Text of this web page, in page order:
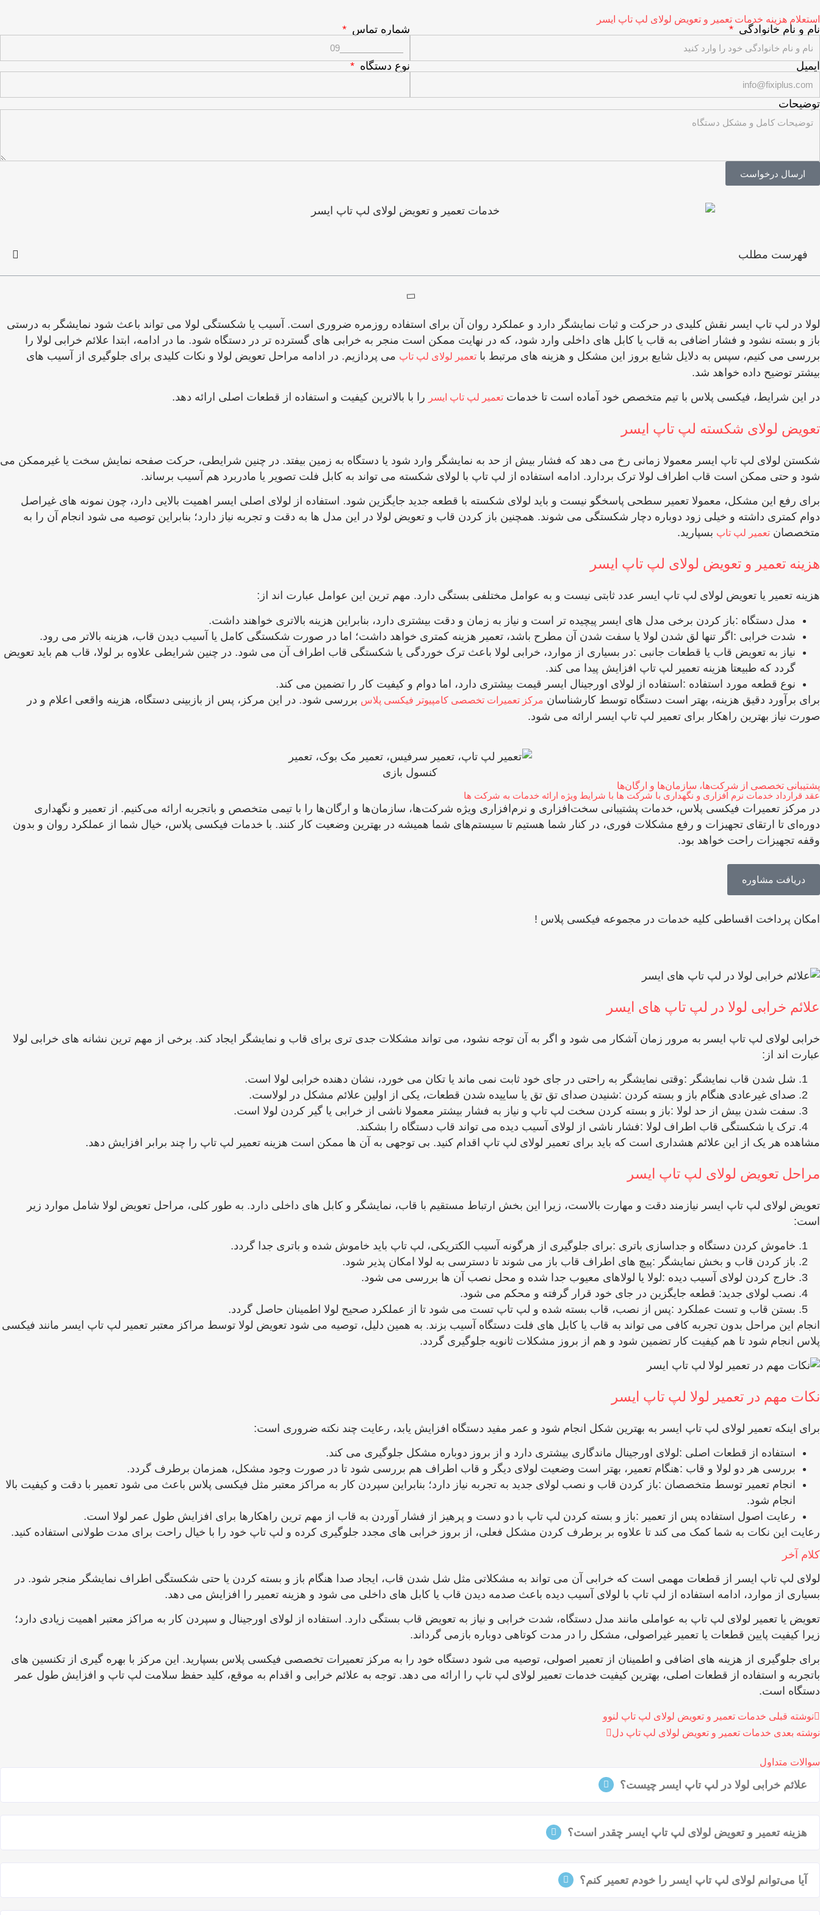
استعلام هزینه خدمات تعمیر و تعویض لولای لپ تاپ ایسر
نام و نام خانوادگی شماره تماس
ایمیل نوع دستگاه
توضیحات
ارسال درخواست
فهرست مطلب
لولا در لپ ‌تاپ ایسر نقش کلیدی در حرکت و ثبات نمایشگر دارد و عملکرد روان آن برای استفاده روزمره ضروری است. آسیب یا شکستگی لولا می ‌تواند باعث شود نمایشگر به ‌درستی
باز و بسته نشود و فشار اضافی به قاب یا کابل ‌های داخلی وارد شود، که در نهایت ممکن است منجر به خرابی ‌های گسترده ‌تر در دستگاه شود. ما در ادامه، ابتدا علائم خرابی لولا را
بررسی می ‌کنیم، سپس به دلایل شایع بروز این مشکل و هزینه‌ های مرتبط با تعمیر لولای لپ‌ تاپ می ‌پردازیم. در ادامه مراحل تعویض لولا و نکات کلیدی برای جلوگیری از آسیب ‌های
بیشتر توضیح داده خواهد شد.
در این شرایط، فیکسی پلاس با تیم متخصص خود آماده است تا خدمات تعمیر لپ ‌تاپ ایسر را با بالاترین کیفیت و استفاده از قطعات اصلی ارائه دهد.
تعویض لولای شکسته لپ ‌تاپ ایسر
شکستن لولای لپ‌ تاپ ایسر معمولا زمانی رخ می ‌دهد که فشار بیش از حد به نمایشگر وارد شود یا دستگاه به زمین بیفتد. در چنین شرایطی، حرکت صفحه نمایش سخت یا غیرممکن می‌
شود و حتی ممکن است قاب اطراف لولا ترک بردارد. ادامه استفاده از لپ ‌تاپ با لولای شکسته می ‌تواند به کابل فلت تصویر یا مادربرد هم آسیب برساند.
برای رفع این مشکل، معمولا تعمیر سطحی پاسخگو نیست و باید لولای شکسته با قطعه جدید جایگزین شود. استفاده از لولای اصلی ایسر اهمیت بالایی دارد، چون نمونه‌ های غیراصل
دوام کمتری داشته و خیلی زود دوباره دچار شکستگی می ‌شوند. همچنین باز کردن قاب و تعویض لولا در این مدل‌ ها به دقت و تجربه نیاز دارد؛ بنابراین توصیه می‌ شود انجام آن را به
متخصصان تعمیر لپ ‌تاپ بسپارید.
هزینه تعمیر و تعویض لولای لپ‌ تاپ ایسر
هزینه تعمیر یا تعویض لولای لپ ‌تاپ ایسر عدد ثابتی نیست و به عوامل مختلفی بستگی دارد. مهم‌ ترین این عوامل عبارت ‌اند از:
مدل دستگاه :باز کردن برخی مدل ‌های ایسر پیچیده ‌تر است و نیاز به زمان و دقت بیشتری دارد، بنابراین هزینه بالاتری خواهند داشت.
شدت خرابی :اگر تنها لق شدن لولا یا سفت شدن آن مطرح باشد، تعمیر هزینه کمتری خواهد داشت؛ اما در صورت شکستگی کامل یا آسیب دیدن قاب، هزینه بالاتر می ‌رود.
نیاز به تعویض قاب یا قطعات جانبی :در بسیاری از موارد، خرابی لولا باعث ترک ‌خوردگی یا شکستگی قاب اطراف آن می ‌شود. در چنین شرایطی علاوه بر لولا، قاب هم باید تعویض
گردد که طبیعتا هزینه تعمیر لپ ‌تاپ افزایش پیدا می ‌کند.
نوع قطعه مورد استفاده :استفاده از لولای اورجینال ایسر قیمت بیشتری دارد، اما دوام و کیفیت کار را تضمین می ‌کند.
برای برآورد دقیق هزینه، بهتر است دستگاه توسط کارشناسان مرکز تعمیرات تخصصی کامپیوتر فیکسی پلاس بررسی شود. در این مرکز، پس از بازبینی دستگاه، هزینه واقعی اعلام و در
صورت نیاز بهترین راهکار برای تعمیر لپ ‌تاپ ایسر ارائه می ‌شود.
پشتیبانی تخصصی از شرکت‌ها، سازمان‌ها و ارگان‌ها
عقد قرارداد خدمات نرم افزاری و نگهداری با شرکت ها با شرایط ویژه ارائه خدمات به شرکت ها
در مرکز تعمیرات فیکسی پلاس، خدمات پشتیبانی سخت‌افزاری و نرم‌افزاری ویژه شرکت‌ها، سازمان‌ها و ارگان‌ها را با تیمی متخصص و باتجربه ارائه می‌کنیم. از تعمیر و نگهداری
دوره‌ای تا ارتقای تجهیزات و رفع مشکلات فوری، در کنار شما هستیم تا سیستم‌های شما همیشه در بهترین وضعیت کار کنند. با خدمات فیکسی پلاس، خیال شما از عملکرد روان و بدون
وقفه تجهیزات راحت خواهد بود.
دریافت مشاوره
امکان پرداخت اقساطی کلیه خدمات در مجموعه فیکسی پلاس !
علائم خرابی لولا در لپ ‌تاپ ‌های ایسر
خرابی لولای لپ‌ تاپ ایسر به مرور زمان آشکار می ‌شود و اگر به آن توجه نشود، می‌ تواند مشکلات جدی ‌تری برای قاب و نمایشگر ایجاد کند. برخی از مهم‌ ترین نشانه ‌های خرابی لولا
عبارت‌ اند از:
شل شدن قاب نمایشگر :وقتی نمایشگر به ‌راحتی در جای خود ثابت نمی‌ ماند یا تکان می ‌خورد، نشان ‌دهنده خرابی لولا است.
صدای غیرعادی هنگام باز و بسته کردن :شنیدن صدای تق ‌تق یا ساییده شدن قطعات، یکی از اولین علائم مشکل در لولاست.
سفت شدن بیش از حد لولا :باز و بسته کردن سخت لپ ‌تاپ و نیاز به فشار بیشتر معمولا ناشی از خرابی یا گیر کردن لولا است.
ترک یا شکستگی قاب اطراف لولا :فشار ناشی از لولای آسیب ‌دیده می ‌تواند قاب دستگاه را بشکند.
مشاهده هر یک از این علائم هشداری است که باید برای تعمیر لولای لپ‌ تاپ اقدام کنید. بی‌ توجهی به آن ‌ها ممکن است هزینه تعمیر لپ ‌تاپ را چند برابر افزایش دهد.
مراحل تعویض لولای لپ ‌تاپ ایسر
تعویض لولای لپ‌ تاپ ایسر نیازمند دقت و مهارت بالاست، زیرا این بخش ارتباط مستقیم با قاب، نمایشگر و کابل‌ های داخلی دارد. به ‌طور کلی، مراحل تعویض لولا شامل موارد زیر
است:
خاموش کردن دستگاه و جداسازی باتری :برای جلوگیری از هرگونه آسیب الکتریکی، لپ ‌تاپ باید خاموش شده و باتری جدا گردد.
باز کردن قاب و بخش نمایشگر :پیچ‌ های اطراف قاب باز می ‌شوند تا دسترسی به لولا امکان ‌پذیر شود.
خارج کردن لولای آسیب ‌دیده :لولا یا لولاهای معیوب جدا شده و محل نصب آن‌ ها بررسی می ‌شود.
نصب لولای جدید: قطعه جایگزین در جای خود قرار گرفته و محکم می ‌شود.
بستن قاب و تست عملکرد :پس از نصب، قاب بسته شده و لپ‌ تاپ تست می‌ شود تا از عملکرد صحیح لولا اطمینان حاصل گردد.
انجام این مراحل بدون تجربه کافی می ‌تواند به قاب یا کابل ‌های فلت دستگاه آسیب بزند. به همین دلیل، توصیه می ‌شود تعویض لولا توسط مراکز معتبر تعمیر لپ ‌تاپ ایسر مانند فیکسی
پلاس انجام شود تا هم کیفیت کار تضمین شود و هم از بروز مشکلات ثانویه جلوگیری گردد.
نکات مهم در تعمیر لولا لپ ‌تاپ ایسر
برای اینکه تعمیر لولای لپ‌ تاپ ایسر به بهترین شکل انجام شود و عمر مفید دستگاه افزایش یابد، رعایت چند نکته ضروری است:
استفاده از قطعات اصلی :لولای اورجینال ماندگاری بیشتری دارد و از بروز دوباره مشکل جلوگیری می ‌کند.
بررسی هر دو لولا و قاب :هنگام تعمیر، بهتر است وضعیت لولای دیگر و قاب اطراف هم بررسی شود تا در صورت وجود مشکل، همزمان برطرف گردد.
انجام تعمیر توسط متخصصان :باز کردن قاب و نصب لولای جدید به تجربه نیاز دارد؛ بنابراین سپردن کار به مراکز معتبر مثل فیکسی پلاس باعث می‌ شود تعمیر با دقت و کیفیت بالا
انجام شود.
رعایت اصول استفاده پس از تعمیر :باز و بسته کردن لپ ‌تاپ با دو دست و پرهیز از فشار آوردن به قاب از مهم ‌ترین راهکارها برای افزایش طول عمر لولا است.
رعایت این نکات به شما کمک می ‌کند تا علاوه بر برطرف کردن مشکل فعلی، از بروز خرابی‌ های مجدد جلوگیری کرده و لپ ‌تاپ خود را با خیال راحت برای مدت طولانی استفاده کنید.
کلام آخر
لولای لپ ‌تاپ ایسر از قطعات مهمی است که خرابی آن می ‌تواند به مشکلاتی مثل شل شدن قاب، ایجاد صدا هنگام باز و بسته کردن یا حتی شکستگی اطراف نمایشگر منجر شود. در
بسیاری از موارد، ادامه استفاده از لپ ‌تاپ با لولای آسیب ‌دیده باعث صدمه دیدن قاب یا کابل ‌های داخلی می ‌شود و هزینه تعمیر را افزایش می ‌دهد.
تعویض یا تعمیر لولای لپ‌ تاپ به عواملی مانند مدل دستگاه، شدت خرابی و نیاز به تعویض قاب بستگی دارد. استفاده از لولای اورجینال و سپردن کار به مراکز معتبر اهمیت زیادی دارد؛
زیرا کیفیت پایین قطعات یا تعمیر غیراصولی، مشکل را در مدت کوتاهی دوباره بازمی ‌گرداند.
برای جلوگیری از هزینه ‌های اضافی و اطمینان از تعمیر اصولی، توصیه می ‌شود دستگاه خود را به مرکز تعمیرات تخصصی فیکسی پلاس بسپارید. این مرکز با بهره ‌گیری از تکنسین‌ های
باتجربه و استفاده از قطعات اصلی، بهترین کیفیت خدمات تعمیر لولای لپ ‌تاپ را ارائه می‌ دهد. توجه به علائم خرابی و اقدام به ‌موقع، کلید حفظ سلامت لپ ‌تاپ و افزایش طول عمر
دستگاه است.
نوشته قبلی خدمات تعمیر و تعویض لولای لپ تاپ لنوو
نوشته بعدی خدمات تعمیر و تعویض لولای لپ تاپ دل
سوالات متداول
علائم خرابی لولا در لپ‌ تاپ ایسر چیست؟
هزینه تعمیر و تعویض لولای لپ‌ تاپ ایسر چقدر است؟
آیا می‌توانم لولای لپ‌ تاپ ایسر را خودم تعمیر کنم؟